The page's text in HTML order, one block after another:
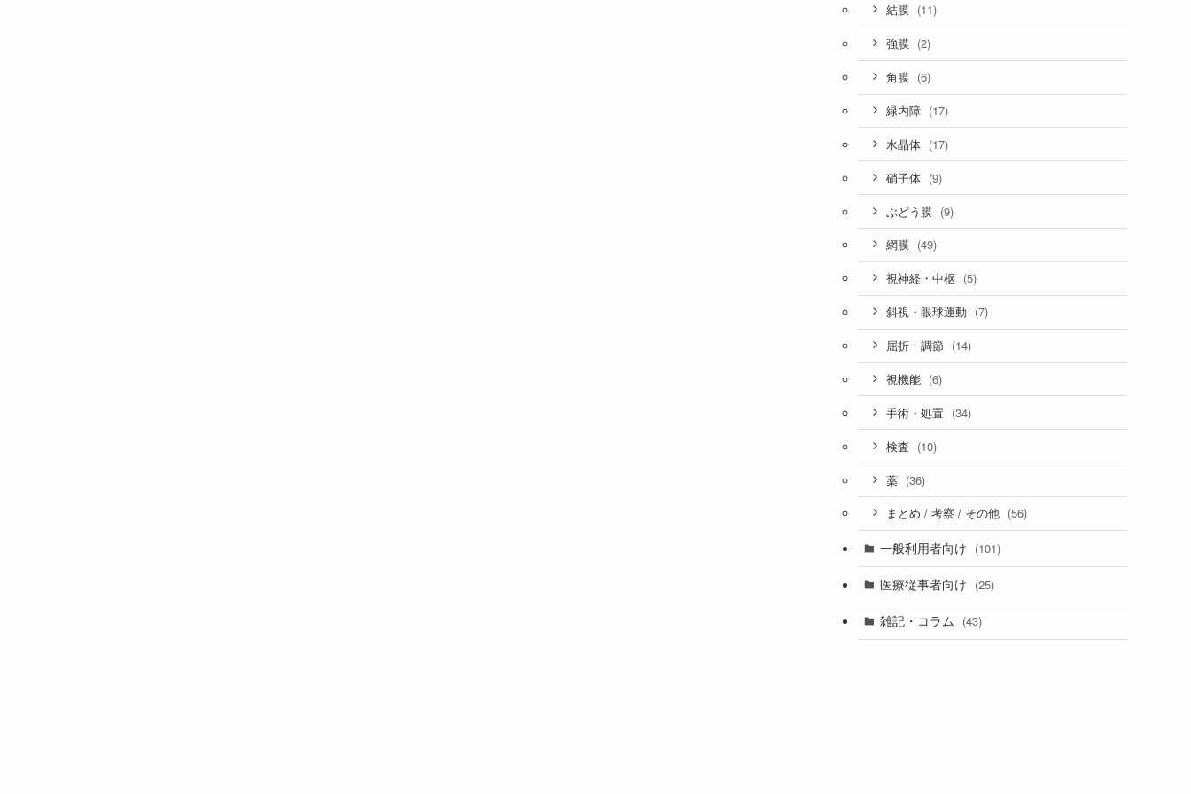
結膜 (11)
強膜 (2)
角膜 (6)
緑内障 (17)
水晶体 (17)
硝子体 (9)
ぶどう膜 (9)
網膜 (49)
視神経・中枢 (5)
斜視・眼球運動 (7)
屈折・調節 (14)
視機能 (6)
手術・処置 (34)
検査 (10)
薬 (36)
まとめ / 考察 / その他 (56)
一般利用者向け (101)
医療従事者向け (25)
雑記・コラム (43)